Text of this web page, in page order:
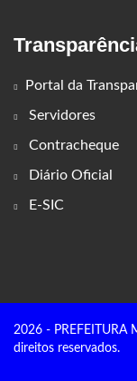
Portal da
Servidores
Contracheque
Diário Oficial
E-SIC
2026 - PREFEITURA
direitos reservados.